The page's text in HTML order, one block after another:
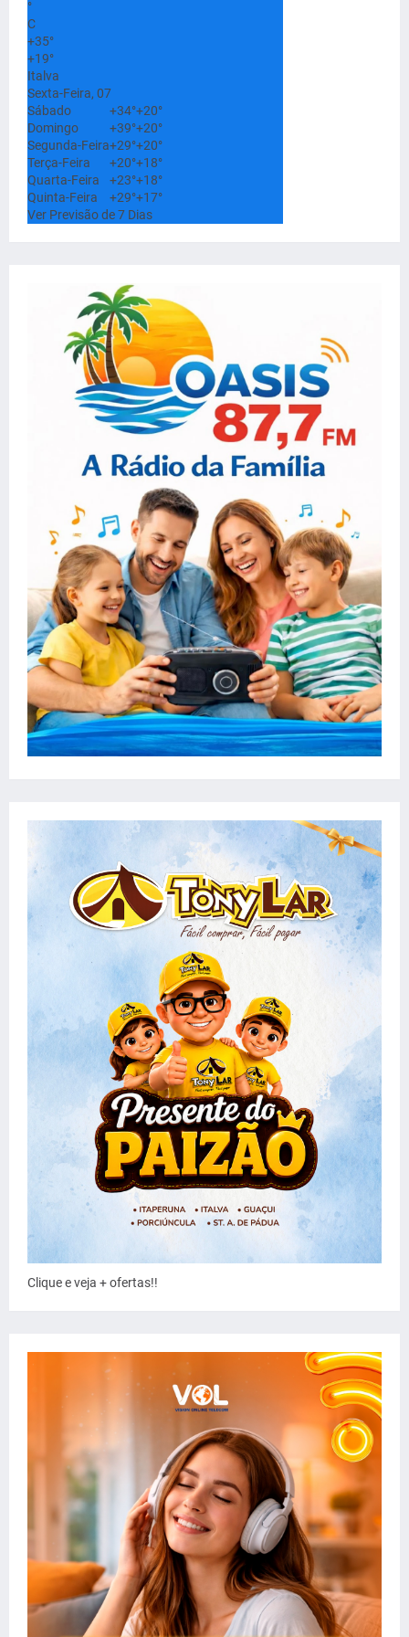
°
C
+35°
+19°
Italva
Sexta-Feira, 07
Sábado
+34°+20°
Domingo
+39°+20°
Segunda-Feira+29°+20°
Terça-Feira
+20°+18°
Quarta-Feira
+23°+18°
Quinta-Feira
+29°+17°
Ver Previsão de 7 Dias
Clique e veja + ofertas!!